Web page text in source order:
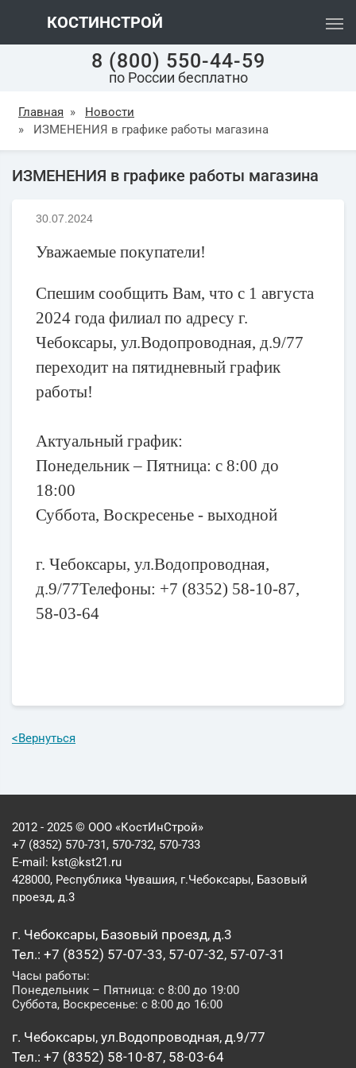
КОСТИНСТРОЙ
8 (800) 550-44-59
по России бесплатно
Главная »
Новости
»
ИЗМЕНЕНИЯ в графике работы магазина
ИЗМЕНЕНИЯ в графике работы магазина
30.07.2024
Уважаемые покупатели!
Спешим сообщить Вам, что с 1 августа
2024 года филиал по адресу г.
Чебоксары, ул.Водопроводная, д.9/77
переходит на пятидневный график
работы!
Актуальный график:
Понедельник – Пятница: с 8:00 до
18:00
Суббота, Воскресенье - выходной
г. Чебоксары, ул.Водопроводная,
д.9/77Телефоны: +7 (8352) 58-10-87,
58-03-64
<Вернуться
2012 - 2025 © ООО «КостИнСтрой»
+7 (8352) 570-731, 570-732, 570-733
E-mail: kst@kst21.ru
428000, Республика Чувашия, г.Чебоксары, Базовый
проезд, д.3
г. Чебоксары, Базовый проезд, д.3
Тел.: +7 (8352) 57-07-33, 57-07-32, 57-07-31
Часы работы:
Понедельник – Пятница: с 8:00 до 19:00
Суббота, Воскресенье: с 8:00 до 16:00
г. Чебоксары, ул.Водопроводная, д.9/77
Тел.: +7 (8352) 58-10-87, 58-03-64